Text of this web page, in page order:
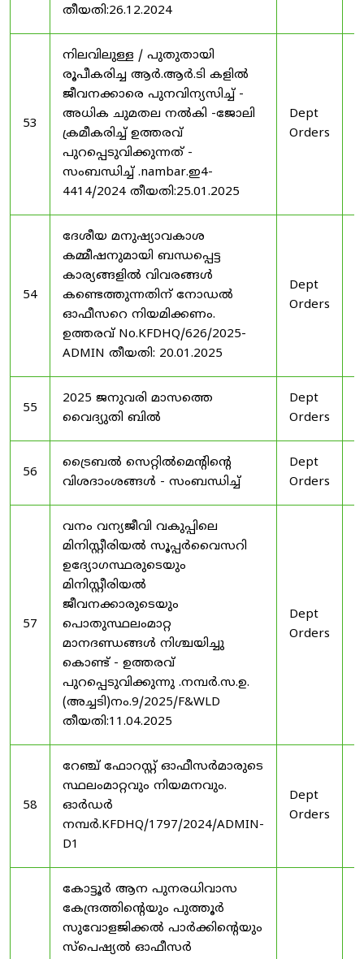
തീയതി:26.12.2024
53
നിലവിലുള്ള / പുതുതായി
രൂപീകരിച്ച ആർ.ആർ.ടി കളിൽ
ജീവനക്കാരെ പുനവിന്യസിച്ച് -
അധിക ചുമതല നൽകി -ജോലി
ക്രമീകരിച്ച് ഉത്തരവ്
പുറപ്പെടുവിക്കുന്നത് -
സംബന്ധിച്ച് .nambar.ഇ4-
4414/2024 തീയതി:25.01.2025
Dept
Orders
54
ദേശീയ മനുഷ്യാവകാശ
കമ്മീഷനുമായി ബന്ധപ്പെട്ട
കാര്യങ്ങളിൽ വിവരങ്ങൾ
കണ്ടെത്തുന്നതിന് നോഡൽ
ഓഫീസറെ നിയമിക്കണം.
ഉത്തരവ് No.KFDHQ/626/2025-
ADMIN തീയതി: 20.01.2025
Dept
Orders
55
2025 ജനുവരി മാസത്തെ
വൈദ്യുതി ബിൽ
Dept
Orders
56
ട്രൈബൽ സെറ്റിൽമെൻ്റിൻ്റെ
വിശദാംശങ്ങൾ - സംബന്ധിച്ച്
Dept
Orders
57
വനം വന്യജീവി വകുപ്പിലെ
മിനിസ്റ്റീരിയൽ സൂപ്പർവൈസറി
ഉദ്യോഗസ്ഥരുടെയും
മിനിസ്റ്റീരിയൽ
ജീവനക്കാരുടെയും
പൊതുസ്ഥലംമാറ്റ
മാനദണ്ഡങ്ങൾ നിശ്ചയിച്ചു
കൊണ്ട് - ഉത്തരവ്
പുറപ്പെടുവിക്കുന്നു .നമ്പർ.സ.ഉ.
(അച്ചടി)നം.9/2025/F&WLD
തീയതി:11.04.2025
Dept
Orders
58
റേഞ്ച് ഫോറസ്റ്റ് ഓഫീസർമാരുടെ
സ്ഥലംമാറ്റവും നിയമനവും.
ഓർഡർ
നമ്പർ.KFDHQ/1797/2024/ADMIN-
D1
Dept
Orders
കോട്ടൂർ ആന പുനരധിവാസ
കേന്ദ്രത്തിന്റെയും പുത്തൂർ
സുവോളജിക്കൽ പാർക്കിന്റെയും
സ്പെഷ്യൽ ഓഫീസർ